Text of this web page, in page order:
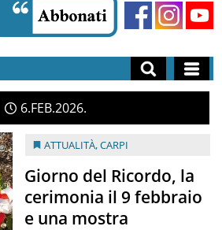
6 FEB2026
ATTUALITÀ,CARPI
Giorno del Ricordo, la
cerimonia il 9 febbraio
e una mostra